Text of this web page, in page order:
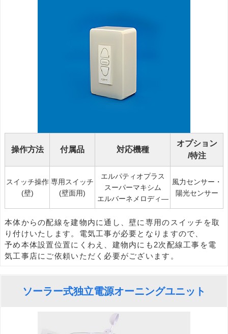
操作方法 付属品 対応機種
オプション
/特注
スイッチ操作
(壁)
専用スイッチ
(壁面用)
エルパティオプラス
スーパーマキシム
エルバーネメロディ―
風力センサー・
陽光センサー
本体からの配線を建物内に通し、壁に専用のスイッチを取
り付けいたします。電気工事が必要となりますので、
予め本体設置位置にくわえ、建物内にも2次配線工事を電
気工事店にご依頼いただく必要がございます。
ソーラー式独立電源オーニングユニット